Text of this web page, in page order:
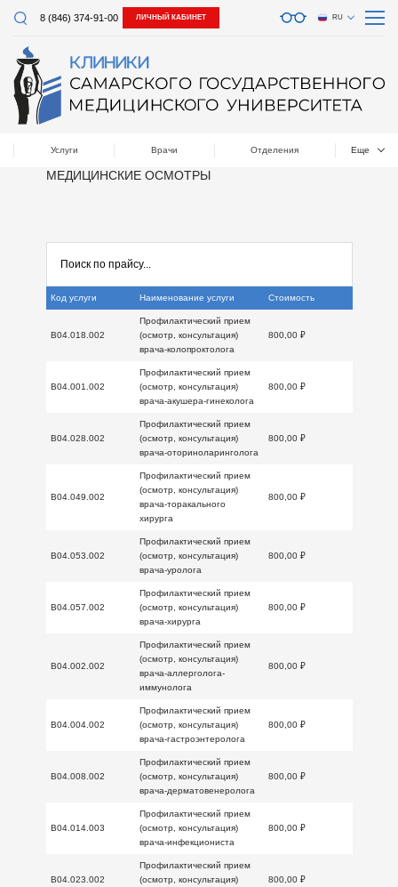
8 (846) 374-91-00 ЛИЧНЫЙ КАБИНЕТ RU
Услуги Врачи Отделения Еще
МЕДИЦИНСКИЕ ОСМОТРЫ
Код услуги Наименование услуги Стоимость
B04.018.002
Профилактический прием
(осмотр, консультация)
врача-колопроктолога
800,00 ₽
B04.001.002
Профилактический прием
(осмотр, консультация)
врача-акушера-гинеколога
800,00 ₽
B04.028.002
Профилактический прием
(осмотр, консультация)
врача-оториноларинголога
800,00 ₽
B04.049.002
Профилактический прием
(осмотр, консультация)
врача-торакального
хирурга
800,00 ₽
B04.053.002
Профилактический прием
(осмотр, консультация)
врача-уролога
800,00 ₽
B04.057.002
Профилактический прием
(осмотр, консультация)
врача-хирурга
800,00 ₽
B04.002.002
Профилактический прием
(осмотр, консультация)
врача-аллерголога-
иммунолога
800,00 ₽
B04.004.002
Профилактический прием
(осмотр, консультация)
врача-гастроэнтеролога
800,00 ₽
B04.008.002
Профилактический прием
(осмотр, консультация)
врача-дерматовенеролога
800,00 ₽
B04.014.003
Профилактический прием
(осмотр, консультация)
врача-инфекциониста
800,00 ₽
B04.023.002
Профилактический прием
(осмотр, консультация)
800,00 ₽